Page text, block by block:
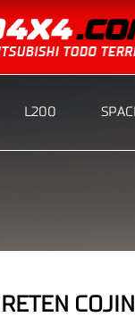
L200
RETEN